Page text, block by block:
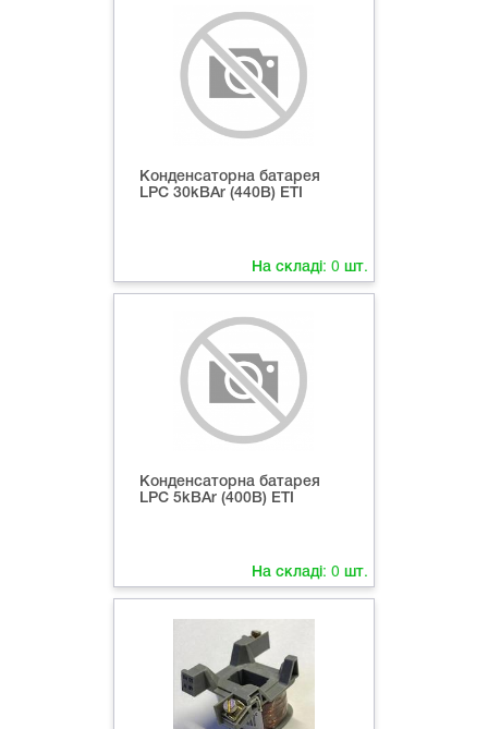
Конденсаторна батарея
LPC 30kВAr (440В) ETI
На складі: 0 шт.
Конденсаторна батарея
LPC 5kВAr (400В) ETI
На складі: 0 шт.